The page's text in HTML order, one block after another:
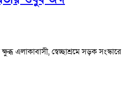
এলাকাবাসী, স্বেচ্ছাশ্রমে সড়ক সংস্কারে